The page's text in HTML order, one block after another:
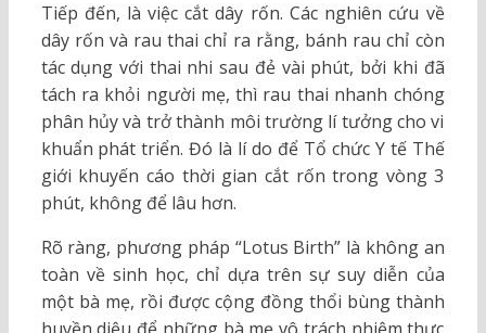
Tiếp đến, là việc cắt dây rốn. Các nghiên cứu về
dây rốn và rau thai chỉ ra rằng, bánh rau chỉ còn
tác dụng với thai nhi sau đẻ vài phút, bởi khi đã
tách ra khỏi người mẹ, thì rau thai nhanh chóng
phân hủy và trở thành môi trường lí tưởng cho vi
khuẩn phát triển. Đó là lí do để Tổ chức Y tế Thế
giới khuyến cáo thời gian cắt rốn trong vòng 3
phút, không để lâu hơn.
Rõ ràng, phương pháp “Lotus Birth” là không an
toàn về sinh học, chỉ dựa trên sự suy diễn của
một bà mẹ, rồi được cộng đồng thổi bùng thành